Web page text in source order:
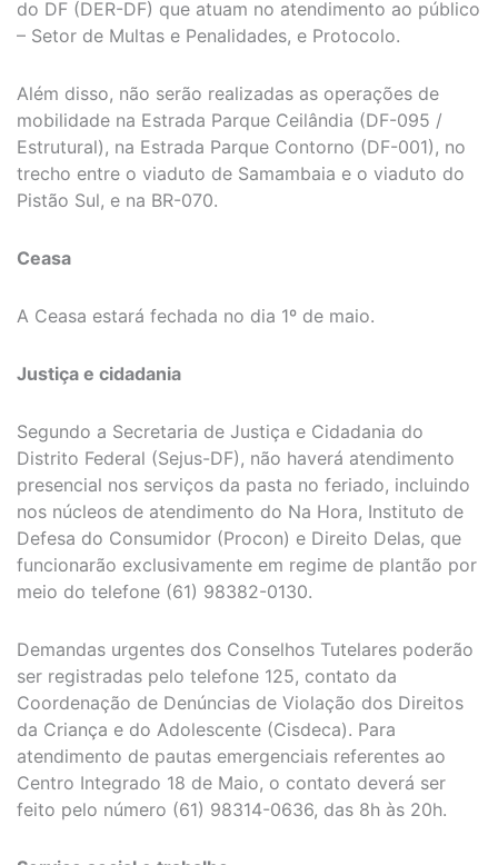
do DF (DER-DF) que atuam no atendimento ao público
– Setor de Multas e Penalidades, e Protocolo.
Além disso, não serão realizadas as operações de
mobilidade na Estrada Parque Ceilândia (DF-095 /
Estrutural), na Estrada Parque Contorno (DF-001), no
trecho entre o viaduto de Samambaia e o viaduto do
Pistão Sul, e na BR-070.
Ceasa
A Ceasa estará fechada no dia 1º de maio.
Justiça e cidadania
Segundo a Secretaria de Justiça e Cidadania do
Distrito Federal (Sejus-DF), não haverá atendimento
presencial nos serviços da pasta no feriado, incluindo
nos núcleos de atendimento do Na Hora, Instituto de
Defesa do Consumidor (Procon) e Direito Delas, que
funcionarão exclusivamente em regime de plantão por
meio do telefone (61) 98382-0130.
Demandas urgentes dos Conselhos Tutelares poderão
ser registradas pelo telefone 125, contato da
Coordenação de Denúncias de Violação dos Direitos
da Criança e do Adolescente (Cisdeca). Para
atendimento de pautas emergenciais referentes ao
Centro Integrado 18 de Maio, o contato deverá ser
feito pelo número (61) 98314-0636, das 8h às 20h.